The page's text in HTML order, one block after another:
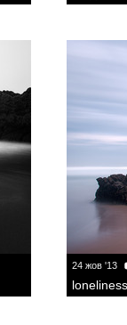
24 жов '13
loneliness